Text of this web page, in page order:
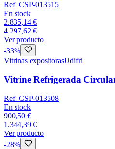
Ref: CSP-013515
En stock
2.835,14 €
4.297,62 €
Ver producto
-33%
Vitrinas expositorasUdifri
Vitrine Refrigerada
Ref: CSP-013508
En stock
900,50 €
1.344,39 €
Ver producto
-28%